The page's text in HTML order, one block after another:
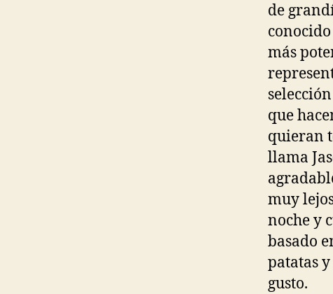
de
más
que
quieran
llama
muy
noche y
basado
patatas
gusto.